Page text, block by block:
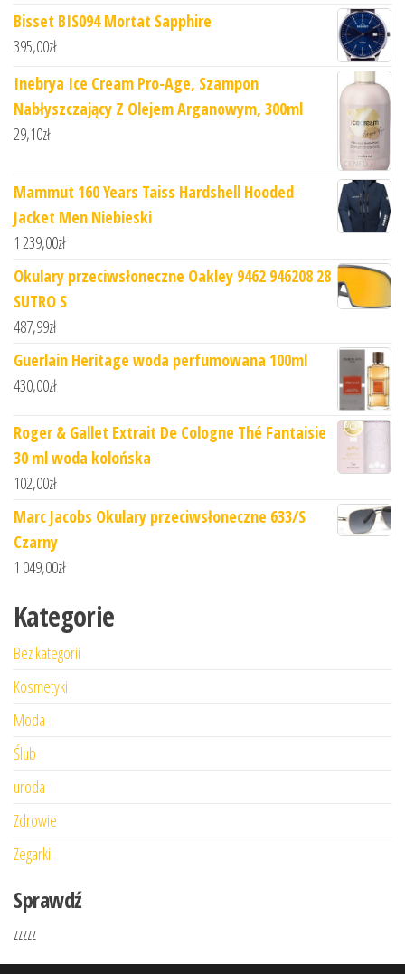
Bisset BIS094 Mortat Sapphire
395,00zł
Inebrya Ice Cream Pro-Age, Szampon
Nabłyszczający Z Olejem Arganowym, 300ml
29,10zł
Mammut 160 Years Taiss Hardshell Hooded
Jacket Men Niebieski
1 239,00zł
Okulary przeciwsłoneczne Oakley 9462 946208 28
SUTRO S
487,99zł
Guerlain Heritage woda perfumowana 100ml
430,00zł
Roger & Gallet Extrait De Cologne Thé Fantaisie
30 ml woda kolońska
102,00zł
Marc Jacobs Okulary przeciwsłoneczne 633/S
Czarny
1 049,00zł
Kategorie
Bez kategorii
Kosmetyki
Moda
Ślub
uroda
Zdrowie
Zegarki
Sprawdź
zzzzz